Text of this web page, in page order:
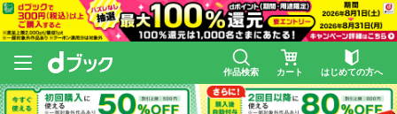
作品検索 カート はじめての方へ